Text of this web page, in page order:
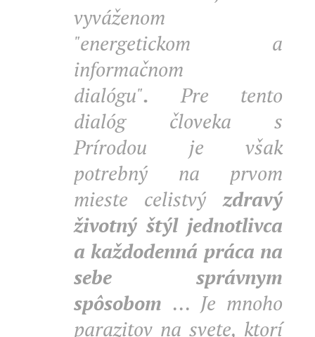
vyváženom
"energetickom a
informačnom
dialógu".
Pre tento
dialóg človeka s
Prírodou je však
potrebný na prvom
mieste celistvý zdravý
životný štýl jednotlivca
a každodenná práca na
sebe správnym
spôsobom ... Je mnoho
parazitov na svete, ktorí